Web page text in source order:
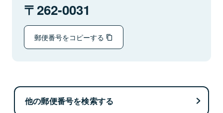
262-0031
郵便番号をコピーする
他の郵便番号を検索する